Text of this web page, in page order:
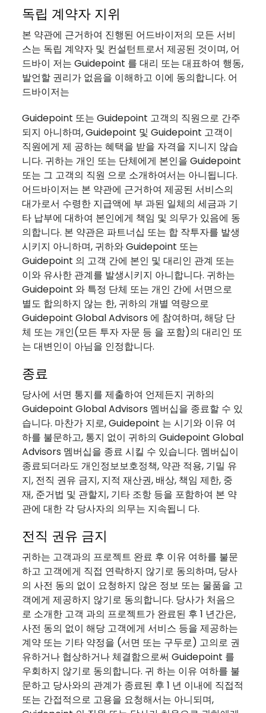
독립 계약자 지위
본 약관에 근거하여 진행된 어드바이저의 모든 서비
스는 독립 계약자 및 컨설턴트로서 제공된 것이며, 어
드바이 저는 Guidepoint 를 대리 또는 대표하여 행동,
발언할 권리가 없음을 이해하고 이에 동의합니다. 어
드바이저는
Guidepoint 또는 Guidepoint 고객의 직원으로 간주
되지 아니하며, Guidepoint 및 Guidepoint 고객이
직원에게 제 공하는 혜택을 받을 자격을 지니지 않습
니다. 귀하는 개인 또는 단체에게 본인을 Guidepoint
또는 그 고객의 직원 으로 소개하여서는 아니됩니다.
어드바이저는 본 약관에 근거하여 제공된 서비스의
대가로서 수령한 지급액에 부 과된 일체의 세금과 기
타 납부에 대하여 본인에게 책임 및 의무가 있음에 동
의합니다. 본 약관은 파트너십 또는 합 작투자를 발생
시키지 아니하며, 귀하와 Guidepoint 또는
Guidepoint 의 고객 간에 본인 및 대리인 관계 또는
이와 유사한 관계를 발생시키지 아니합니다. 귀하는
Guidepoint 와 특정 단체 또는 개인 간에 서면으로
별도 합의하지 않는 한, 귀하의 개별 역량으로
Guidepoint Global Advisors 에 참여하며, 해당 단
체 또는 개인(모든 투자 자문 등 을 포함)의 대리인 또
는 대변인이 아님을 인정합니다.
종료
당사에 서면 통지를 제출하여 언제든지 귀하의
Guidepoint Global Advisors 멤버십을 종료할 수 있
습니다. 마찬가 지로, Guidepoint 는 시기와 이유 여
하를 불문하고, 통지 없이 귀하의 Guidepoint Global
Advisors 멤버십을 종료 시킬 수 있습니다. 멤버십이
종료되더라도 개인정보보호정책, 약관 적용, 기밀 유
지, 전직 권유 금지, 지적 재산권, 배상, 책임 제한, 중
재, 준거법 및 관할지, 기타 조항 등을 포함하여 본 약
관에 대한 각 당사자의 의무는 지속됩니 다.
전직 권유 금지
귀하는 고객과의 프로젝트 완료 후 이유 여하를 불문
하고 고객에게 직접 연락하지 않기로 동의하며, 당사
의 사전 동의 없이 요청하지 않은 정보 또는 물품을 고
객에게 제공하지 않기로 동의합니다. 당사가 처음으
로 소개한 고객 과의 프로젝트가 완료된 후 1 년간은,
사전 동의 없이 해당 고객에게 서비스 등을 제공하는
계약 또는 기타 약정을 (서면 또는 구두로) 고의로 권
유하거나 협상하거나 체결함으로써 Guidepoint 를
우회하지 않기로 동의합니다. 귀 하는 이유 여하를 불
문하고 당사와의 관계가 종료된 후 1 년 이내에 직접적
또는 간접적으로 고용을 요청해서는 아니되며,